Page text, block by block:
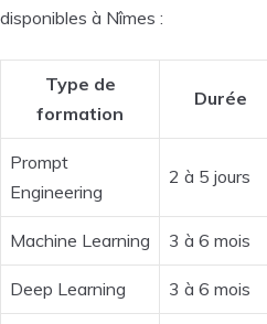
disponibles à Nîmes :
Type de
formation
Durée
Prompt
Engineering
2 à 5 jours
Machine Learning 3 à 6 mois
Deep Learning 3 à 6 mois